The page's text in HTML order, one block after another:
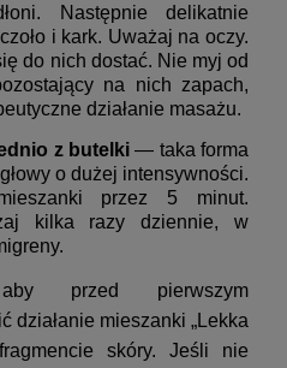
Następnie delikatnie
i kark. Uważaj na oczy.
do nich dostać. Nie myj od
na nich zapach,
działanie masażu.
z butelki— taka forma
o dużej intensywności.
przez 5 minut.
kilka razy dziennie, w
przed pierwszym
działanie mieszanki „Lekka
skóry. Jeśli nie